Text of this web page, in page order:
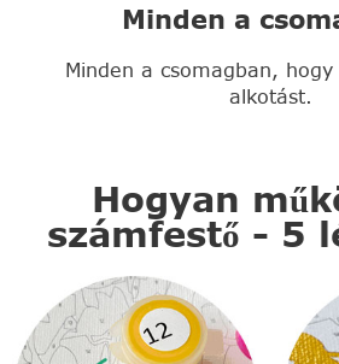
Minden a
Minden a csomagban,
alkotást.
Hogyan
számfestő - 5